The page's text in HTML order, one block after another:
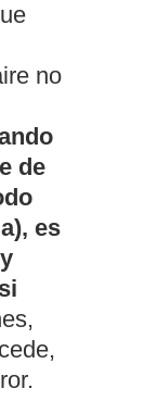
no
de
es